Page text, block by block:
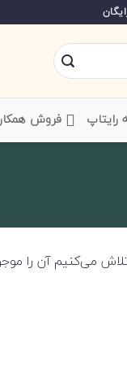
رایتاپ فروش همکار
می‌کنیم آن را